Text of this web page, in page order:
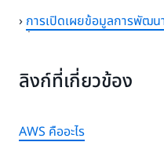
› การเปิดเผยข้อมูลการพัฒน
เกี่ยวข้องกับแนวทางปฏิบัติ
ลิงก์ที่เกี่ยวข้อง
AWS คืออะไร